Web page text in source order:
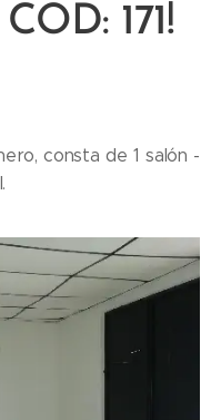
171!
consta de 1 salón -